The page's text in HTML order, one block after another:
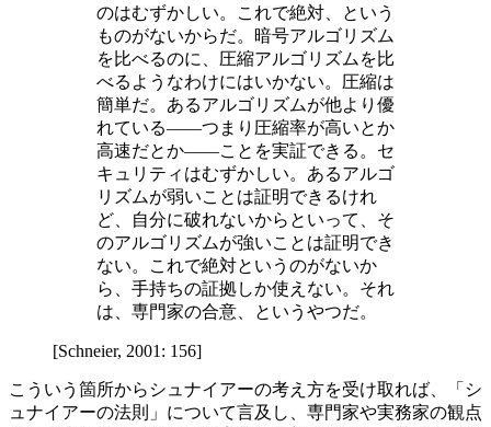
のはむずかしい。これで絶対、という
ものがないからだ。暗号アルゴリズム
を比べるのに、圧縮アルゴリズムを比
べるようなわけにはいかない。圧縮は
簡単だ。あるアルゴリズムが他より優
れている――つまり圧縮率が高いとか
高速だとか――ことを実証できる。セ
キュリティはむずかしい。あるアルゴ
リズムが弱いことは証明できるけれ
ど、自分に破れないからといって、そ
のアルゴリズムが強いことは証明でき
ない。これで絶対というのがないか
ら、手持ちの証拠しか使えない。それ
は、専門家の合意、というやつだ。
[Schneier, 2001: 156]
こういう箇所からシュナイアーの考え方を受け取れば、「シ
ュナイアーの法則」について言及し、専門家や実務家の観点